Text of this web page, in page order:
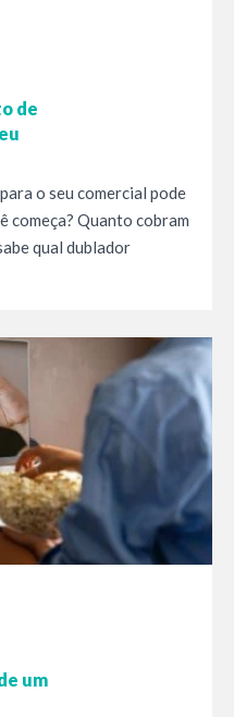
de
o seu comercial pode
começa? Quanto cobram
qual dublador
um